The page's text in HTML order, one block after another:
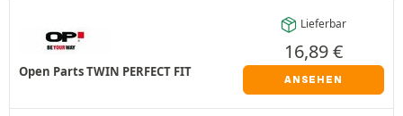
Open Parts TWIN PERFECT FIT
Lieferbar
16,89€
ANSEHEN